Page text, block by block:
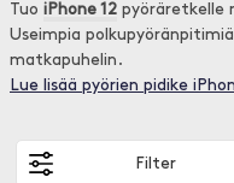
Tuo iPhone 12 pyöräretkelle
Useimpia
matkapuhelin.
Lue lisää pyörien pidike
Filter